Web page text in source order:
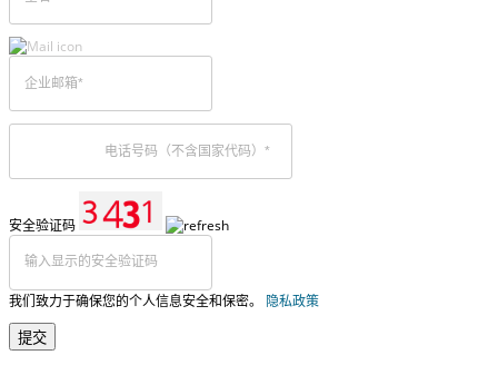
安全验证码
我们致力于确保您的个人信息安全和保密。 隐私政策
提交